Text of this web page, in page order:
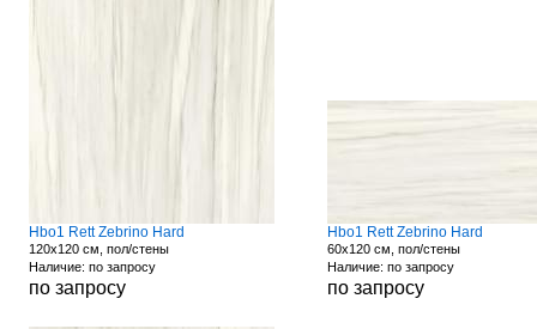
Hbo1 Rett Zebrino Hard
120x120 см, пол/стены
Наличие: по запросу
по запросу
Hbo1 Rett Zebrino Hard
60x120 см, пол/стены
Наличие: по запросу
по запросу